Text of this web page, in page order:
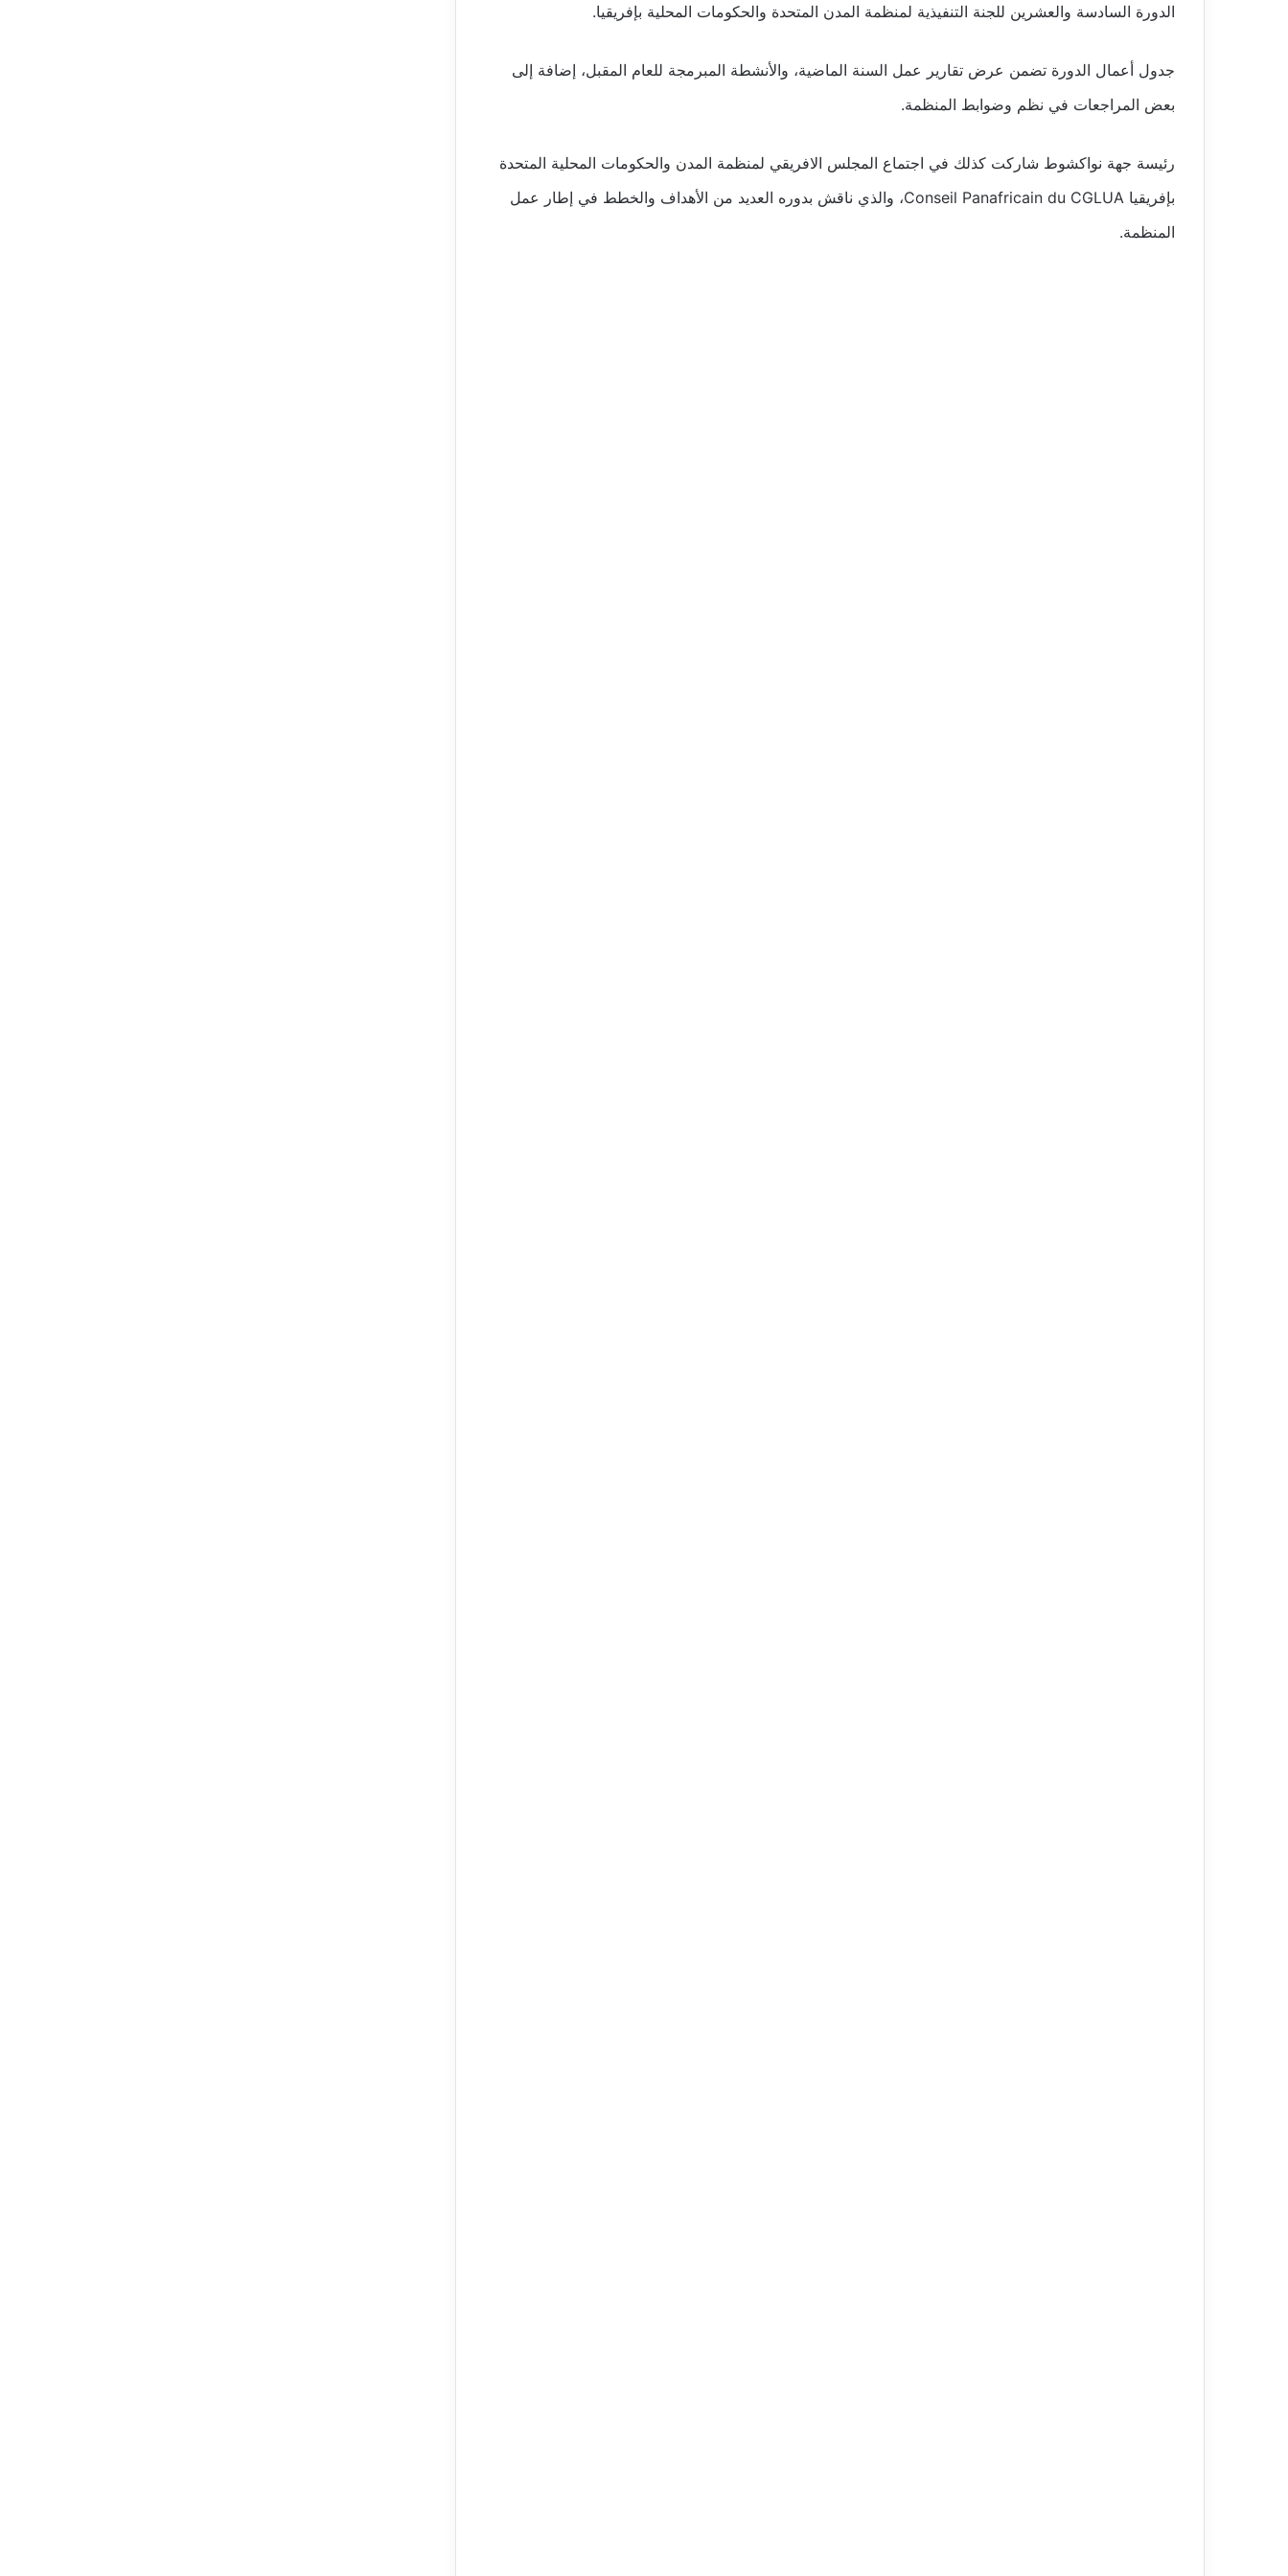
الدورة السادسة والعشرين للجنة التنفيذية لمنظمة المدن المتحدة والحكومات المحلية بإفريقيا.
جدول أعمال الدورة تضمن عرض تقارير عمل السنة الماضية، والأنشطة المبرمجة للعام المقبل، إضافة إلى
بعض المراجعات في نظم وضوابط المنظمة.
رئيسة جهة نواكشوط شاركت كذلك في اجتماع المجلس الافريقي لمنظمة المدن والحكومات المحلية المتحدة
بإفريقيا Conseil Panafricain du CGLUA، والذي ناقش بدوره العديد من الأهداف والخطط في إطار عمل
المنظمة.